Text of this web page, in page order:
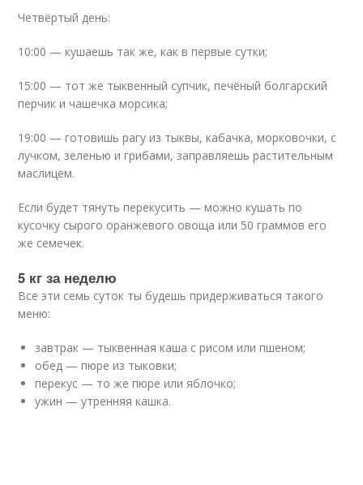
Четвёртый день:
10:00 — кушаешь так же, как в первые сутки;
15:00 — тот же тыквенный супчик, печёный болгарский
перчик и чашечка морсика;
19:00 — готовишь рагу из тыквы, кабачка, морковочки, с
лучком, зеленью и грибами, заправляешь растительным
маслицем.
Если будет тянуть перекусить — можно кушать по
кусочку сырого оранжевого овоща или 50 граммов его
же семечек.
5 кг за неделю
Все эти семь суток ты будешь придерживаться такого
меню:
завтрак — тыквенная каша с рисом или пшеном;
обед — пюре из тыковки;
перекус — то же пюре или яблочко;
ужин — утренняя кашка.